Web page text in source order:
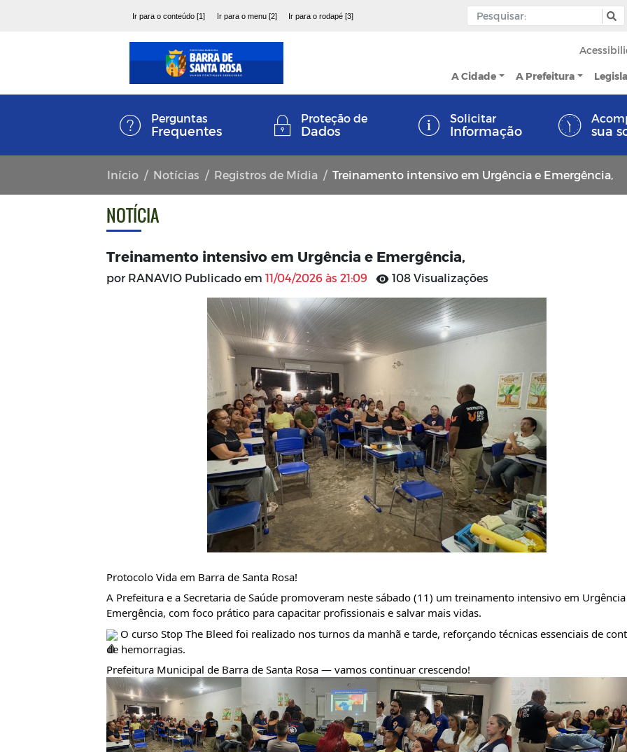
Ir para o conteúdo [1] Ir para o menu [2] Ir para o rodapé [3]
A Cidade A Prefeitura
Perguntas
Frequentes
Proteção de
Dados
Solicitar
Informação sua
Início Notícias Registros de Mídia Treinamento intensivo em Urgência e Emergência,
NOTÍCIA
Treinamento intensivo em Urgência e Emergência,
por RANAVIO Publicado em 11/04/2026 às 21:09 108 Visualizações
Protocolo Vida em Barra de Santa Rosa!
A Prefeitura e a Secretaria de Saúde promoveram neste sábado (11) um treinamento intensivo em
Emergência, com foco prático para capacitar profissionais e salvar mais vidas.
O curso Stop The Bleed foi realizado nos turnos da manhã e tarde, reforçando técnicas essenciais de
de hemorragias.
Prefeitura Municipal de Barra de Santa Rosa — vamos continuar crescendo!